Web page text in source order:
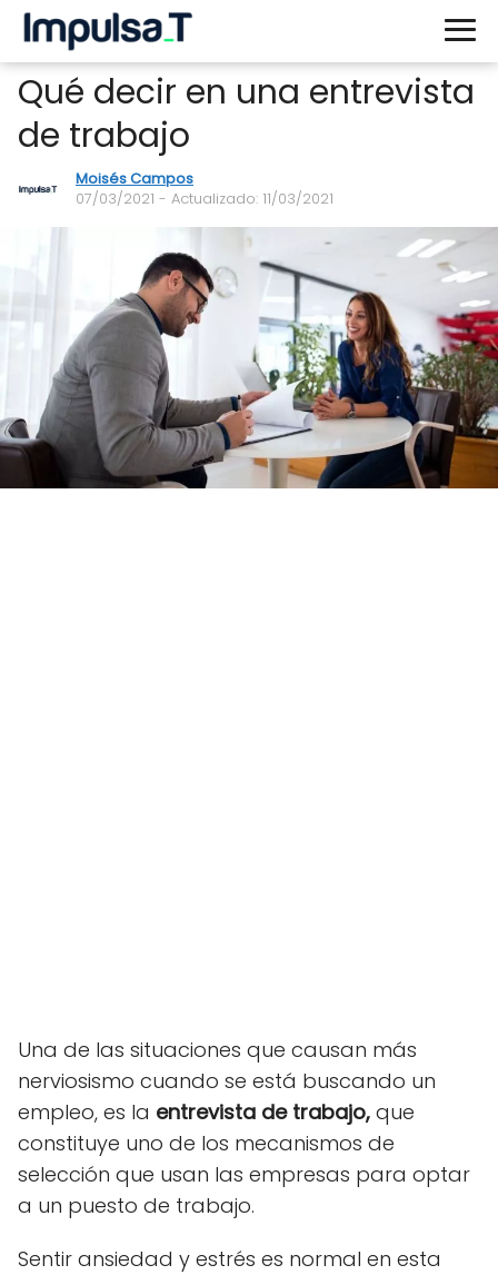
Qué decir en una entrevista
de trabajo
Moisés Campos
07/03/2021 - Actualizado: 11/03/2021
Una de las situaciones que causan más
nerviosismo cuando se está buscando un
empleo, es la entrevista de trabajo, que
constituye uno de los mecanismos de
selección que usan las empresas para optar
a un puesto de trabajo.
Sentir ansiedad y estrés es normal en esta